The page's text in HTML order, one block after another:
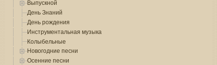
Выпускной
День Знаний
День рождения
Инструментальная музыка
Колыбельные
Новогодние песни
Осенние песни